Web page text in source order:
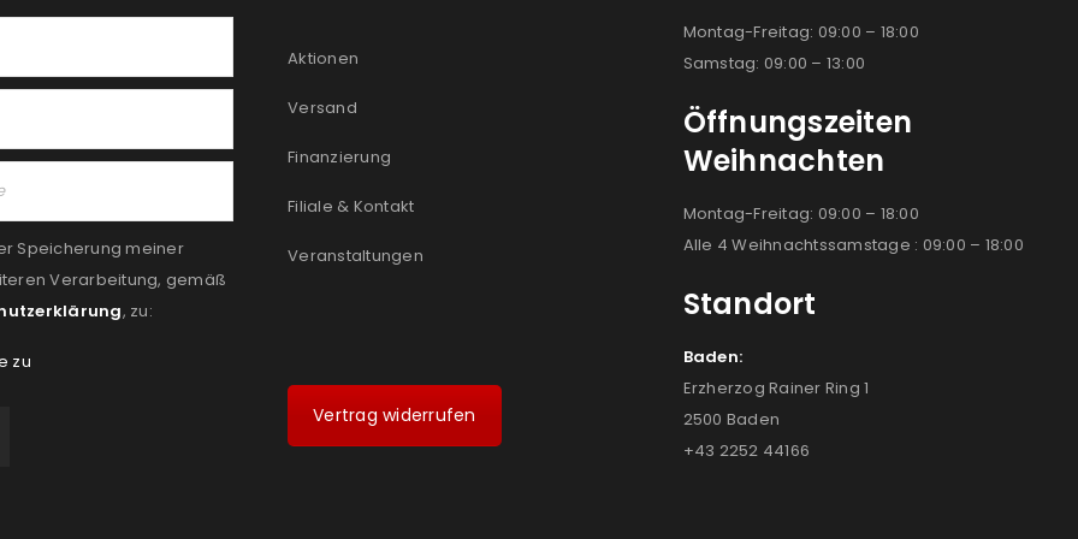
Speicherung meiner
Verarbeitung, gemäß
, zu:
zu
Aktionen
Versand
Finanzierung
Filiale & Kontakt
Veranstaltungen
Vertrag widerrufen
Montag-Freitag: 09:00 – 18:00
Samstag: 09:00 – 13:00
Öffnungszeiten
Weihnachten
Montag-Freitag: 09:00 – 18:00
Alle 4 Weihnachtssamstage : 09:00 – 18:00
Standort
Baden:
Erzherzog Rainer Ring 1
2500 Baden
+43 2252 44166